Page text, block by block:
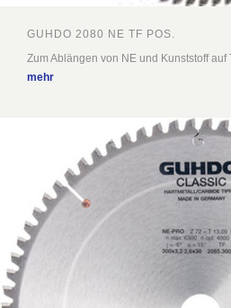
GUHDO 2080 NE TF POS.
Zum Ablängen von NE und Kunststoff
mehr